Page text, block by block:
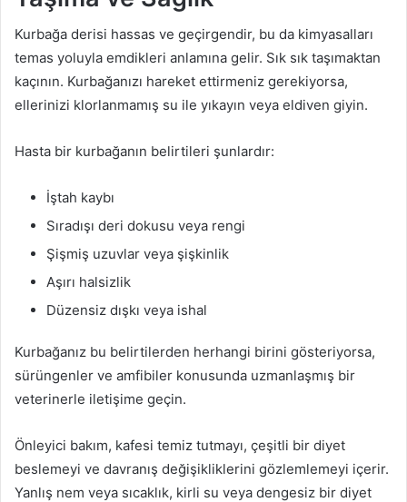
Kurbağa derisi hassas ve geçirgendir, bu da kimyasalları
temas yoluyla emdikleri anlamına gelir. Sık sık taşımaktan
kaçının. Kurbağanızı hareket ettirmeniz gerekiyorsa,
ellerinizi klorlanmamış su ile yıkayın veya eldiven giyin.
Hasta bir kurbağanın belirtileri şunlardır:
İştah kaybı
Sıradışı deri dokusu veya rengi
Şişmiş uzuvlar veya şişkinlik
Aşırı halsizlik
Düzensiz dışkı veya ishal
Kurbağanız bu belirtilerden herhangi birini gösteriyorsa,
sürüngenler ve amfibiler konusunda uzmanlaşmış bir
veterinerle iletişime geçin.
Önleyici bakım, kafesi temiz tutmayı, çeşitli bir diyet
beslemeyi ve davranış değişikliklerini gözlemlemeyi içerir.
Yanlış nem veya sıcaklık, kirli su veya dengesiz bir diyet